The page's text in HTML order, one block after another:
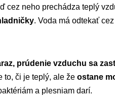
cez neho prechádza teplý
. Voda má odtekať
prúdenie vzduchu sa
to, či je teplý, ale že ostane
a plesniam darí.